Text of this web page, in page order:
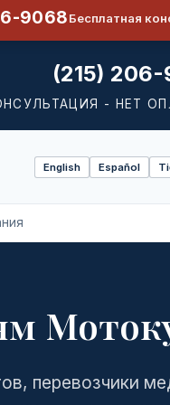
9068Бесплатная
(215)
- НЕТ
Select
language
English Español
перевозчики